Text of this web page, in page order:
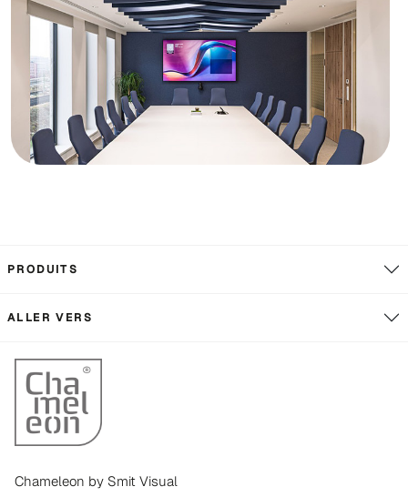
PRODUITS
ALLER VERS
Chameleon by Smit Visual